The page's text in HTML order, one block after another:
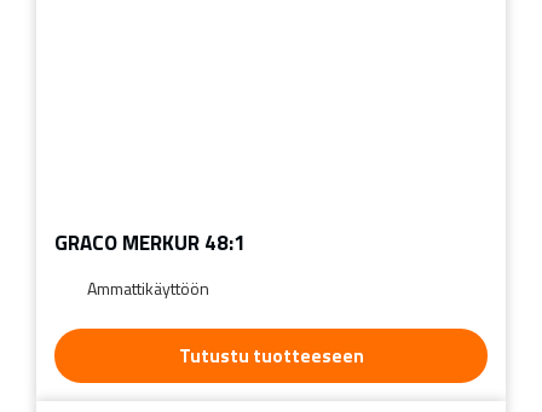
GRACO MERKUR 48:1
Ammattikäyttöön
Tutustu tuotteeseen